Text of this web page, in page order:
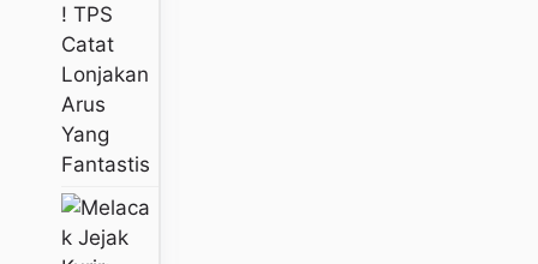
! TPS
Catat
Lonjakan
Arus
Yang
Fantastis